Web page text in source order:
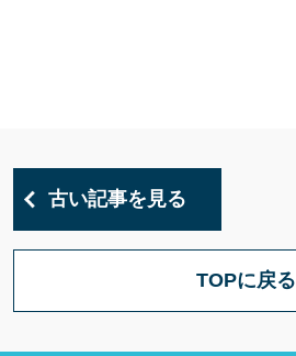
古い記事を見る
TOPに戻る